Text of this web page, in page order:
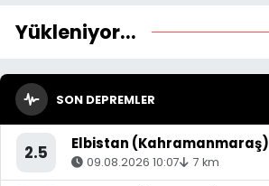
Yükleniyor...
SON DEPREMLER
2.5 Elbistan (Kahramanmaraş)
09.08.2026 10:07 7 km